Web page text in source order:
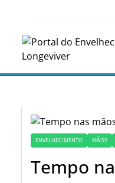
ENVELHECIMENTO MÃOS
Tempo